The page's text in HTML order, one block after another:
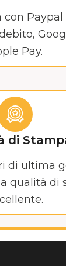
con Paypal
Pay.
di
di ultima
qualità di